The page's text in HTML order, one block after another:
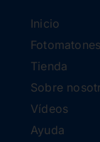
Inicio
Fotomatones
Tienda
Sobre
Vídeos
Ayuda